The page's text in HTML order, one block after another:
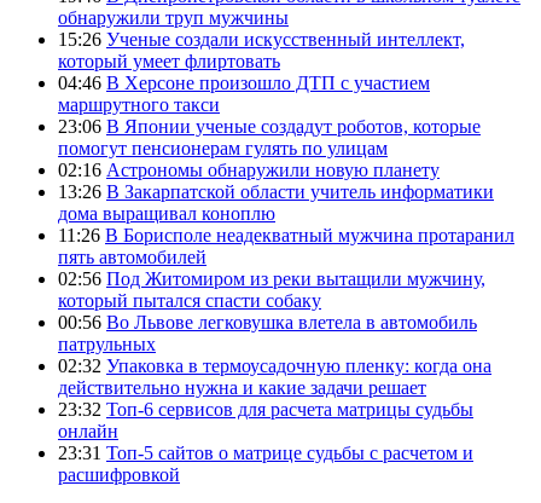
обнаружили труп мужчины
15:26 Ученые создали искусственный интеллект,
который умеет флиртовать
04:46 В Херсоне произошло ДТП с участием
маршрутного такси
23:06 В Японии ученые создадут роботов, которые
помогут пенсионерам гулять по улицам
02:16 Астрономы обнаружили новую планету
13:26 В Закарпатской области учитель информатики
дома выращивал коноплю
11:26 В Борисполе неадекватный мужчина протаранил
пять автомобилей
02:56 Под Житомиром из реки вытащили мужчину,
который пытался спасти собаку
00:56 Во Львове легковушка влетела в автомобиль
патрульных
02:32 Упаковка в термоусадочную пленку: когда она
действительно нужна и какие задачи решает
23:32 Топ-6 сервисов для расчета матрицы судьбы
онлайн
23:31 Топ-5 сайтов о матрице судьбы с расчетом и
расшифровкой